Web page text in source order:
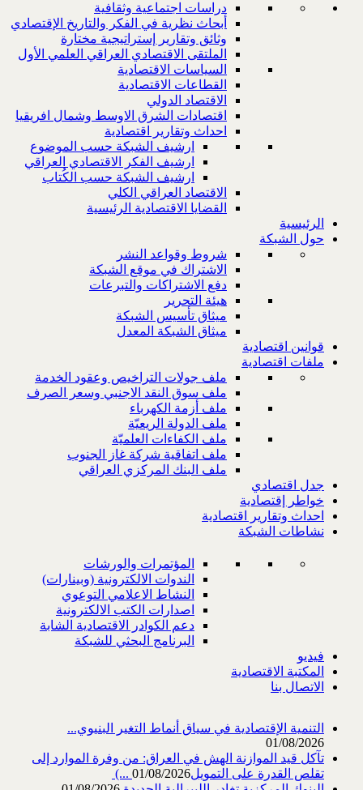
دراسات اجتماعية وثقافية
أبحاث نظرية في الفكر والتاريخ الإقتصادي
وثائق وتقارير إستراتيجية مختارة
الملتقى الاقتصادي العراقي العلمي الأول
السياسات الاقتصادية
القطاعات الاقتصادية
الاقتصاد الدولي
اقتصادات الشرق الاوسط وشمال افريقيا
احداث وتقارير اقتصادية
ارشيف الشبكة حسب الموضوع
ارشيف الفكر الاقتصادي العراقي
ارشيف الشبكة حسب الكُتاب
الاقتصاد العراقي الكلي
القضايا الاقتصادية الرئيسية
الرئيسية
حول الشبكة
شروط وقواعد النشر
الاشتراك في موقع الشبكة
دفع الاشتراكات والتبرعات
هيئة التحرير
ميثاق تأسيس الشبكة
ميثاق الشبكة المعدل
قوانين اقتصادية
ملفات اقتصادية
ملف جولات التراخيص وعقود الخدمة
ملف سوق النقد الاجنبي وسعر الصرف
ملف أزمة الكهرباء
ملف الدولة الريعيّة
ملف الكفاءات العلميّة
ملف اتفاقية شركة غاز الجنوب
ملف البنك المركزي العراقي
جدل اقتصادي
خواطر إقتصادية
احداث وتقارير اقتصادية
نشاطات الشبكة
المؤتمرات والورشات
الندوات الالكترونية (وبينارات)
النشاط الاعلامي التوعوي
اصدارات الكتب الالكترونية
دعم الكوادر الاقتصادية الشابة
البرنامج البحثي للشبكة
فيديو
المكتبة الاقتصادية
الاتصال بنا
التنمية الإقتصادية في سياق أنماط التغير البنيوي...
01/08/2026
تآكل قيد الموازنة الهش في العراق: من وفرة الموارد إلى
تقلص القدرة على التمويل‎ (...01/08/2026